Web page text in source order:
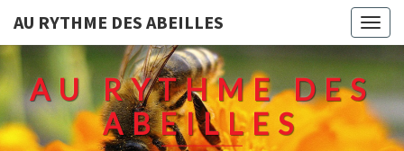
AU RYTHME DES ABEILLES
AU RYTHME DES
ABEILLES